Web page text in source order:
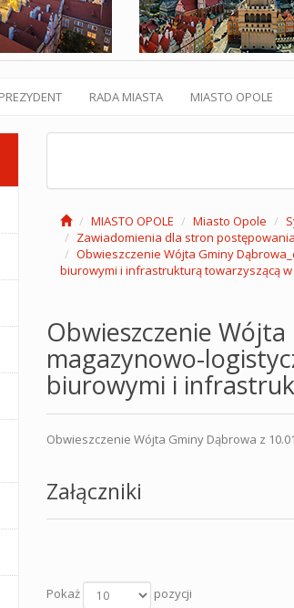
PREZYDENT RADA MIASTA MIASTO OPOLE
MIASTO OPOLE Miasto Opole
Zawiadomienia dla stron
Obwieszczenie Wójta Gminy
biurowymi i infrastrukturą towarzyszącą w
Obwieszczenie
magazynowo-
biurowymi i
Obwieszczenie Wójta Gminy Dąbrowa z
Załączniki
Pokaż pozycji